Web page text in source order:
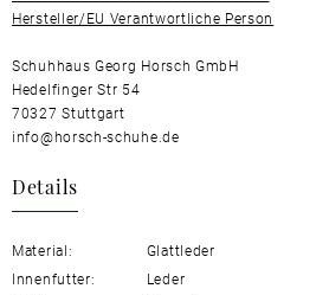
Hersteller/EU Verantwortliche Person
Schuhhaus Georg Horsch GmbH
Hedelfinger Str 54
70327 Stuttgart
info@horsch-schuhe.de
Details
Material:
Glattleder
Innenfutter:
Leder